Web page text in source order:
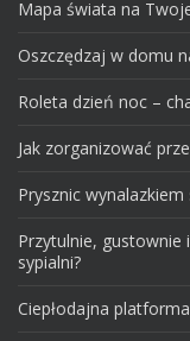
Mapa świata na
Oszczędzaj w domu
Roleta dzień noc –
Jak zorganizować
Prysznic
Przytulnie,
sypialni?
Ciepłodajna platforma